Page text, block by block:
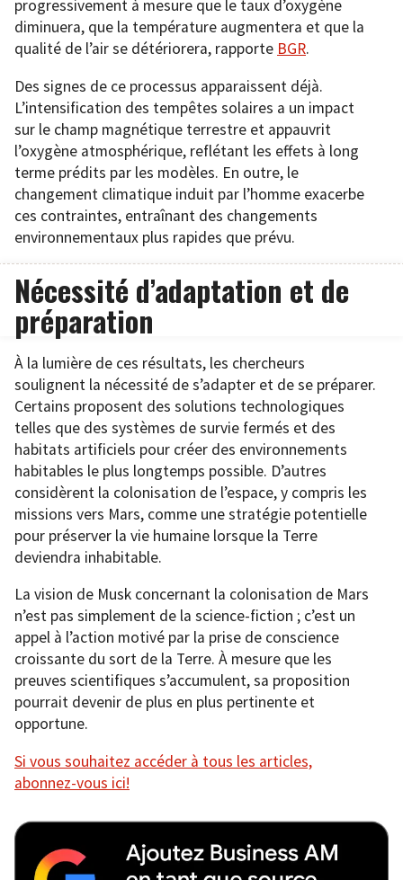
progressivement à mesure que le taux d’oxygène
diminuera, que la température augmentera et que la
qualité de l’air se détériorera, rapporte BGR.
Des signes de ce processus apparaissent déjà.
L’intensification des tempêtes solaires a un impact
sur le champ magnétique terrestre et appauvrit
l’oxygène atmosphérique, reflétant les effets à long
terme prédits par les modèles. En outre, le
changement climatique induit par l’homme exacerbe
ces contraintes, entraînant des changements
environnementaux plus rapides que prévu.
Nécessité d’adaptation et de
préparation
À la lumière de ces résultats, les chercheurs
soulignent la nécessité de s’adapter et de se préparer.
Certains proposent des solutions technologiques
telles que des systèmes de survie fermés et des
habitats artificiels pour créer des environnements
habitables le plus longtemps possible. D’autres
considèrent la colonisation de l’espace, y compris les
missions vers Mars, comme une stratégie potentielle
pour préserver la vie humaine lorsque la Terre
deviendra inhabitable.
La vision de Musk concernant la colonisation de Mars
n’est pas simplement de la science-fiction ; c’est un
appel à l’action motivé par la prise de conscience
croissante du sort de la Terre. À mesure que les
preuves scientifiques s’accumulent, sa proposition
pourrait devenir de plus en plus pertinente et
opportune.
Si vous souhaitez accéder à tous les articles,
abonnez-vous ici!